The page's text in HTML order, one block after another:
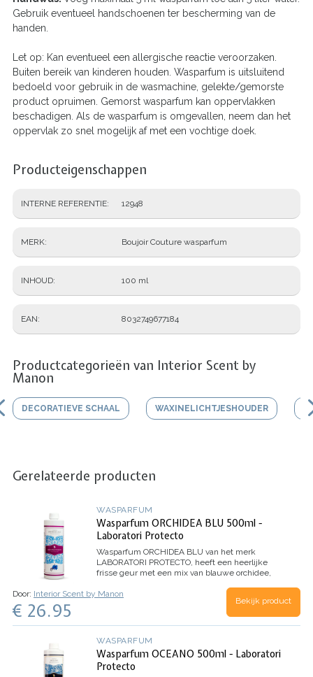
Gebruik eventueel handschoenen ter bescherming van de
handen.
Let op: Kan eventueel een allergische reactie veroorzaken.
Buiten bereik van kinderen houden. Wasparfum is uitsluitend
bedoeld voor gebruik in de wasmachine, gelekte/gemorste
product opruimen. Gemorst wasparfum kan oppervlakken
beschadigen. Als de wasparfum is omgevallen, neem dan het
oppervlak zo snel mogelijk af met een vochtige doek.
Producteigenschappen
INTERNE REFERENTIE 12948
MERK Boujoir Couture wasparfum
INHOUD 100 ml
EAN 8032749677184
Productcategorieën van Interior Scent by
Manon
DECORATIEVE SCHAAL WAXINELICHTJESHOUDER
Gerelateerde producten
WASPARFUM
Wasparfum ORCHIDEA BLU 500ml -
Laboratori Protecto
Wasparfum ORCHIDEA BLU van het merk
LABORATORI PROTECTO, heeft een heerlijke
frisse geur met een mix van blauwe orchidee,
100 wasbeurten)
Door: Interior Scent by Manon
€ 26.95 Bekijk product
WASPARFUM
Wasparfum OCEANO 500ml - Laboratori
Protecto